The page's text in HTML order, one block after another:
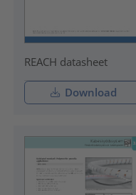
REACH datasheet
Download